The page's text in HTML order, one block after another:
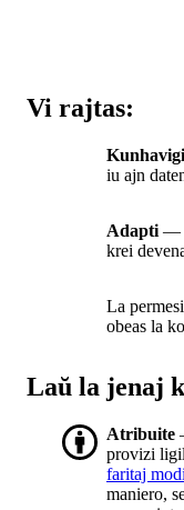
Vi rajtas:
Kunhavigi
iu ajn
Adapti —
krei
La
obeas la
Laŭ la jenaj
Atribuite
provizi
faritaj
maniero,